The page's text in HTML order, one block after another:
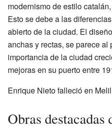
modernismo de estilo
Esto se debe a las
abierto de la ciudad. El
anchas y rectas, se parece
importancia de la ciudad
mejoras en su puerto entre
Enrique Nieto falleció en
Obras